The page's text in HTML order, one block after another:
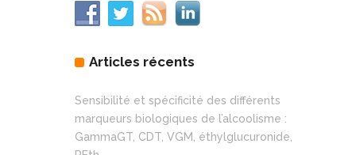
Articles récents
Sensibilité et spécificité des différents
marqueurs biologiques de l’alcoolisme :
GammaGT, CDT, VGM, éthylglucuronide,